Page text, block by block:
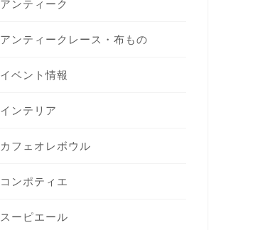
アンティーク
アンティークレース・布もの
イベント情報
インテリア
カフェオレボウル
コンポティエ
スーピエール